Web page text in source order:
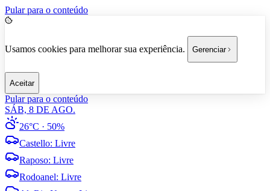
Pular para o conteúdo
Usamos cookies para melhorar sua experiência. Gerenciar
Aceitar
Pular para o conteúdo
SÁB, 8 DE AGO.
26°C · 50%
Castello: Livre
Raposo: Livre
Rodoanel: Livre